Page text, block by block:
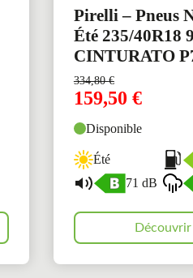
Pirelli – Pneus
Été 235/40R18
CINTURATO
334,80€
159,50 €
Disponible
Été
71 dB
Découvrir